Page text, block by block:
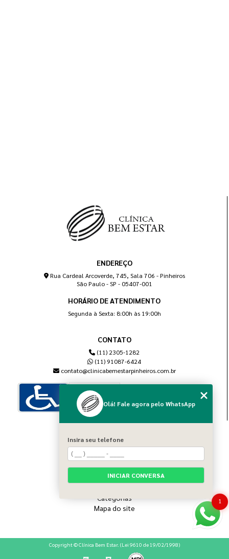
ENDEREÇO
Rua Cardeal Arcoverde, 745, Sala 706 - Pinheiros
São Paulo - SP - 05407-001
HORÁRIO DE ATENDIMENTO
Segunda à Sexta: 8:00h às 19:00h
CONTATO
(11) 2305-1282
(11) 91087-6424
contato@clinicabemestarpinheiros.com.br
Home
Sobre nós
Blog
Serviços
Categorias
Mapa do site
Copyright © Clínica Bem Estar. (Lei 9610 de 19/02/1998)
1
Olá! Fale agora pelo WhatsApp
Insira seu telefone
INICIAR CONVERSA